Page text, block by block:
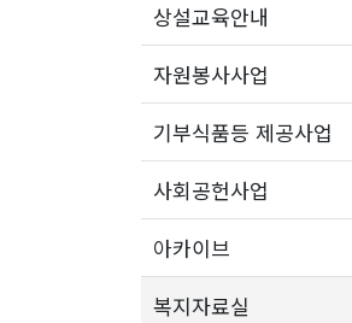
상설교육안내
자원봉사사업
기부식품등 제공사업
사회공헌사업
아카이브
복지자료실